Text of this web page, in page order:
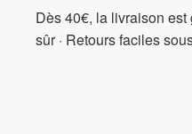
Dès 40€, la livraison est
sûr · Retours faciles